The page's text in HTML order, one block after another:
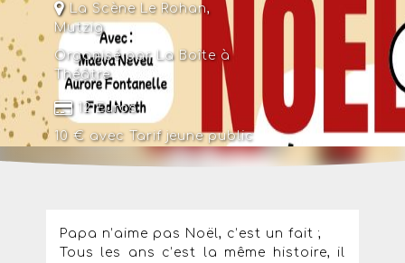
La Scène Le Rohan,
Mutzig
Organisé par La Boîte à
Théâtre
12 Euros
10 € avecTarif jeune public
Papa n’aime pas Noël, c’est un fait ;
Tous les ans c’est la même histoire, il